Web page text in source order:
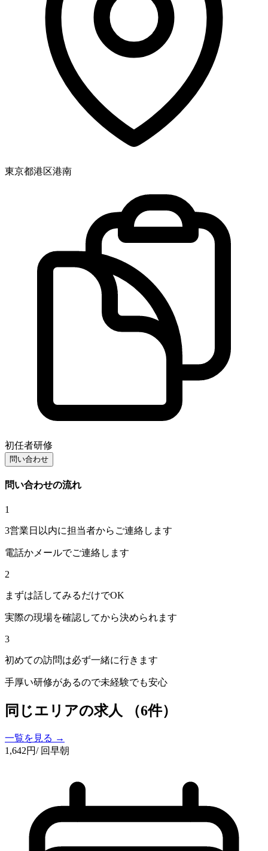
東京都港区港南
初任者研修
問い合わせ
問い合わせの流れ
1
3営業日以内に担当者からご連絡します
電話かメールでご連絡します
2
まずは話してみるだけでOK
実際の現場を確認してから決められます
3
初めての訪問は必ず一緒に行きます
手厚い研修があるので未経験でも安心
同じエリアの求人 （6件）
一覧を見る →
1,642円/ 回早朝